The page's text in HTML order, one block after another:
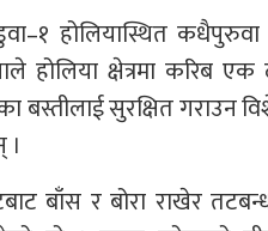
होलियास्थित कधैपुरुवा
होलिया क्षेत्रमा करिब एक
सुरक्षित गराउन
बाँस र बोरा राखेर